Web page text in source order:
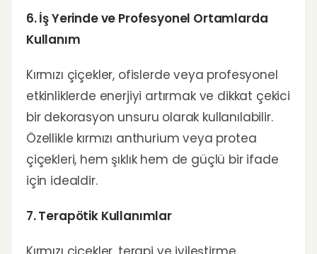
6. İş Yerinde ve Profesyonel Ortamlarda
Kullanım
Kırmızı çiçekler, ofislerde veya profesyonel
etkinliklerde enerjiyi artırmak ve dikkat çekici
bir dekorasyon unsuru olarak kullanılabilir.
Özellikle kırmızı anthurium veya protea
çiçekleri, hem şıklık hem de güçlü bir ifade
için idealdir.
7. Terapötik Kullanımlar